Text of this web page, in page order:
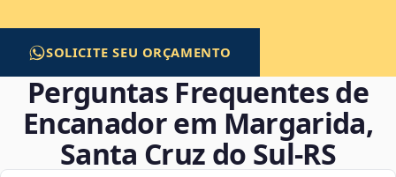
SOLICITE SEU ORÇAMENTO
Perguntas Frequentes de
Encanador em Margarida,
Santa Cruz do Sul‑RS